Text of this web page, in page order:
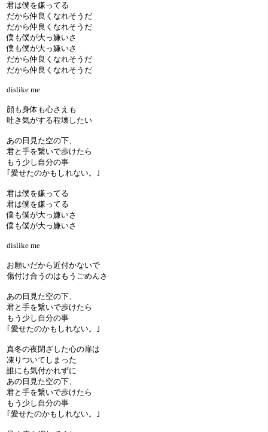
君は僕を嫌ってる
だから仲良くなれそうだ
だから仲良くなれそうだ
僕も僕が大っ嫌いさ
僕も僕が大っ嫌いさ
だから仲良くなれそうだ
だから仲良くなれそうだ
dislike me
顔も身体も心さえも
吐き気がする程壊したい
あの日見た空の下、
君と手を繋いで歩けたら
もう少し自分の事
｢愛せたのかもしれない。｣
君は僕を嫌ってる
君は僕を嫌ってる
僕も僕が大っ嫌いさ
僕も僕が大っ嫌いさ
dislike me
お願いだから近付かないで
傷付け合うのはもうごめんさ
あの日見た空の下、
君と手を繋いで歩けたら
もう少し自分の事
｢愛せたのかもしれない。｣
真冬の夜閉ざした心の扉は
凍りついてしまった
誰にも気付かれずに
あの日見た空の下、
君と手を繋いで歩けたら
もう少し自分の事
｢愛せたのかもしれない。｣